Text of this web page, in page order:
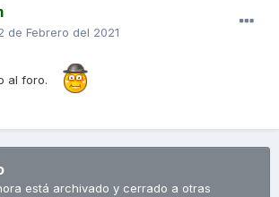
de Febrero del 2021
al foro.
está archivado y cerrado a otras